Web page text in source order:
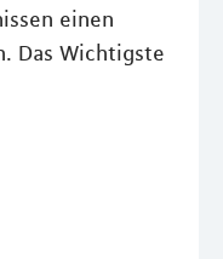
einen
Das Wichtigste